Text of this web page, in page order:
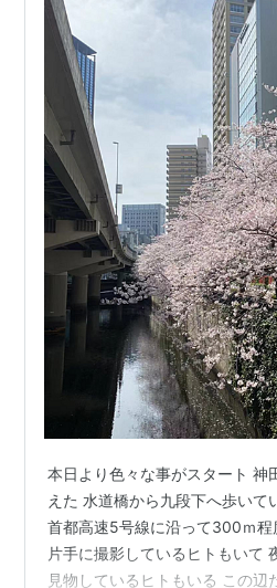
本日より色々な事がスタート 神
えた 水道橋から九段下へ歩いて
首都高速5号線に沿って300ｍ
片手に撮影しているヒトもいて
見物しているヒトもいる この辺